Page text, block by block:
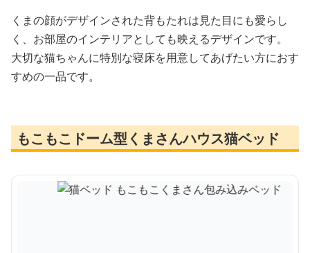
くまの顔がデザインされた背もたれは見た目にも愛らし
く、お部屋のインテリアとしても映えるデザインです。
大切な猫ちゃんに特別な寝床を用意してあげたい方におす
すめの一品です。
もこもこドーム型くまさんハウス猫ベッド